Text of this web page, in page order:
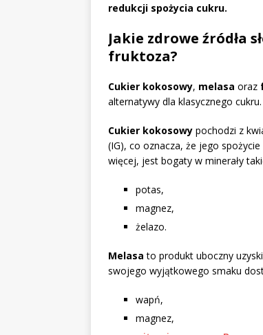
redukcji spożycia cukru.
Jakie zdrowe źródła
fruktoza?
Cukier kokosowy, melasa oraz
alternatywy dla klasycznego cukru.
Cukier kokosowy pochodzi z
(IG), co oznacza, że jego
więcej, jest bogaty w minerały
potas,
magnez,
żelazo.
Melasa to produkt uboczny
swojego wyjątkowego smaku
wapń,
magnez,